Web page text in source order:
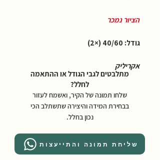
הציור נמכר
גודל: 40/60 (×2)
אקריליק
מתלבטים לגבי הגודל או ההתאמה
לחלל?
שלחו תמונה של הקיר, ואשמח לעזור
בבחירת המידה והיצירה שתשתלב הכי
נכון בחלל.
שליחת תמונה והתייעצות